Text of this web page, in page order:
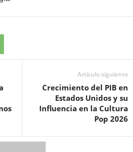
Artículo siguiente
Crecimiento del PIB en
Estados Unidos y su
Influencia en la Cultura
Pop 2026